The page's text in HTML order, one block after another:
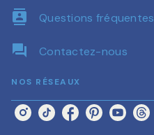
contacts Questions fréquentes
question_answer Contactez-nous
NOS RÉSEAUX